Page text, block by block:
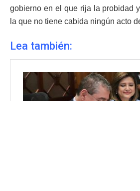
gobierno en el que rija la probidad
la que no tiene cabida ningún acto
Lea también: